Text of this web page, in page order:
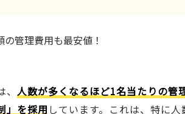
人数が多くなるほど1名当たりの管
」を採用 しています。これは、特に